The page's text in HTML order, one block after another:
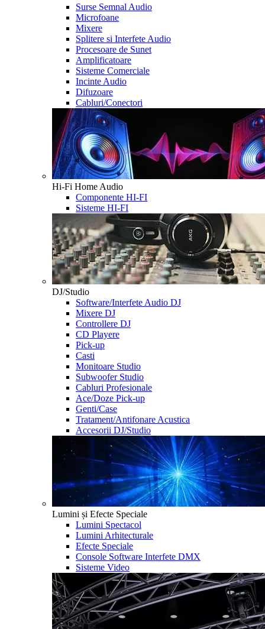
Surse Semnal Audio
Microfoane
Mixere
Splitere si Interfete Audio
Procesoare de Sunet
Amplificatoare
Sisteme Comerciale
Incinte Audio
Difuzoare
Cabluri/Conectori
Hi-Fi Home Audio
Componente HI-FI
Sisteme HI-FI
DJ/Studio
Software/Interfete Audio DJ
Mixere DJ
Controllere DJ
CD Playere
Pick-up
Casti
Monitoare Studio
Subwoofer Studio
Cabluri Profesionale
Ace/Doze Pick-up
Genti/Case
Tratament/Antifonare Acustica
Accesorii DJ/Studio
Lumini și Efecte Speciale
Lumini Spectacol
Lumini Arhitecturale
Efecte Speciale
Console Software Interfete DMX
Sisteme Video